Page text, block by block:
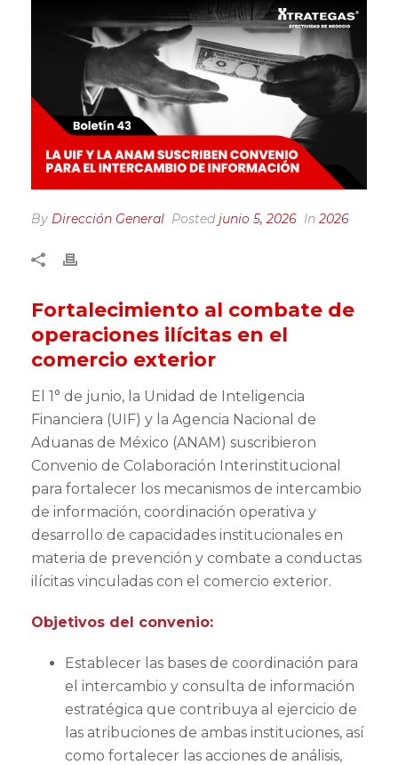
By Dirección General Postedjunio 5, 2026 In 2026
Fortalecimiento al combate de
operaciones ilícitas en el
comercio exterior
El 1° de junio, la Unidad de Inteligencia
Financiera (UIF) y la Agencia Nacional de
Aduanas de México (ANAM) suscribieron
Convenio de Colaboración Interinstitucional
para fortalecer los mecanismos de intercambio
de información, coordinación operativa y
desarrollo de capacidades institucionales en
materia de prevención y combate a conductas
ilícitas vinculadas con el comercio exterior.
Objetivos del convenio:
Establecer las bases de coordinación para
el intercambio y consulta de información
estratégica que contribuya al ejercicio de
las atribuciones de ambas instituciones, así
como fortalecer las acciones de análisis,